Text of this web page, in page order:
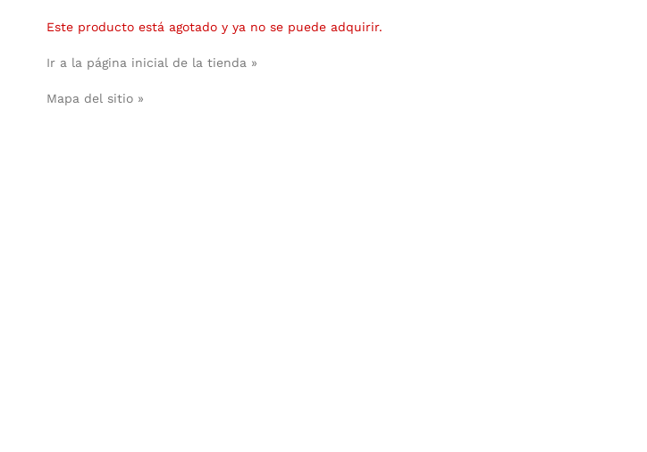
Este producto está agotado y ya no se puede adquirir.
Ir a la página inicial de la tienda »
Mapa del sitio »